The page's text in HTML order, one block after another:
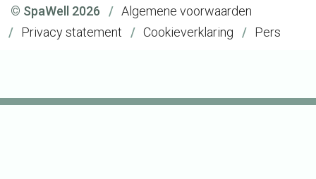
© SpaWell 2026
Algemene voorwaarden
Privacy statement
Cookieverklaring Pers